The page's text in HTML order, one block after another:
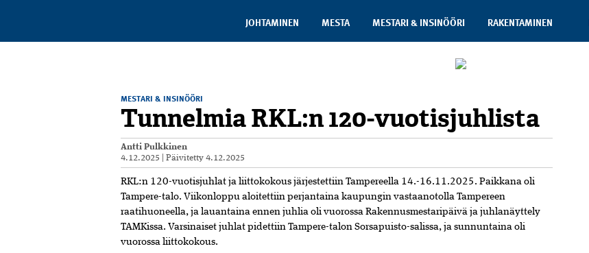
JOHTAMINEN MESTA MESTARI & INSINÖÖRI RAKENTAMINEN
MESTARI & INSINÖÖRI
Tunnelmia RKL:n 120-vuotisjuhlista
Antti Pulkkinen
4.12.2025
|Päivitetty4.12.2025
RKL:n 120-vuotisjuhlat ja liittokokous järjestettiin Tampereella 14.-16.11.2025. Paikkana oli
Tampere-talo. Viikonloppu aloitettiin perjantaina kaupungin vastaanotolla Tampereen
raatihuoneella, ja lauantaina ennen juhlia oli vuorossa Rakennusmestaripäivä ja juhlanäyttely
TAMKissa. Varsinaiset juhlat pidettiin Tampere-talon Sorsapuisto-salissa, ja sunnuntaina oli
vuorossa liittokokous.